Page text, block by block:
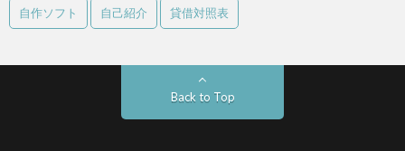
自作ソフト 自己紹介 貸借対照表
Back to Top